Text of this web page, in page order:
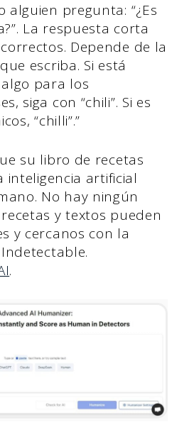
alguien pregunta: “¿Es
La respuesta corta
Depende de la
escriba. Si está
para los
siga con “chili”. Si es
“chilli”.”
su libro de recetas
inteligencia artificial
No hay ningún
y textos pueden
y cercanos con la
.